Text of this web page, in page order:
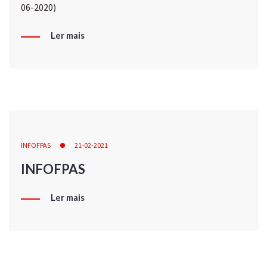
06-2020)
Ler mais
INFOFPAS 21-02-2021
INFOFPAS
Ler mais